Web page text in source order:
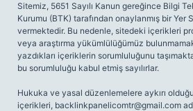
Sitemiz, 5651 Sayılı Kanun gereğince Bilgi
Kurumu (BTK) tarafından onaylanmış bir Yer
vermektedir. Bu nedenle, sitedeki içerikleri
veya araştırma yükümlülüğümüz
yazdıkları içeriklerin sorumluluğunu
bu sorumluluğu kabul etmiş sayılırlar.
Hukuka ve yasal düzenlemelere aykırı
içerikleri, backlinkpanelicomtr@gmail.com